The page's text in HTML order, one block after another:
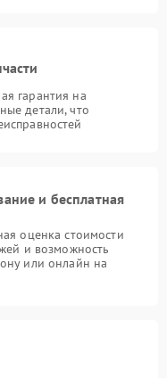
гарантия на
детали, что
и бесплатная
оценка стоимости
и возможность
или онлайн на